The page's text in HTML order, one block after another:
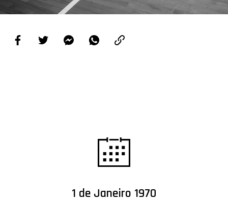
PROJETOS
LIGA BETCLIC MASCULINA
1 de Janeiro 1970